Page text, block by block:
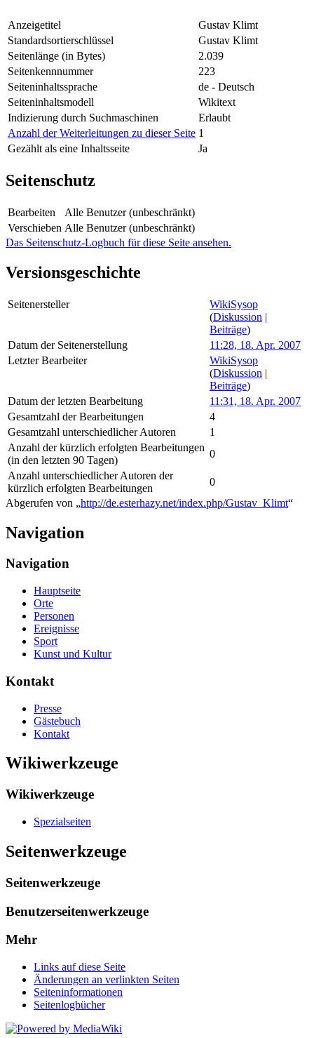
Anzeigetitel
Gustav Klimt
Standardsortierschlüssel
Gustav Klimt
Seitenlänge (in Bytes)
2.039
Seitenkennnummer
223
Seiteninhaltssprache
de - Deutsch
Seiteninhaltsmodell
Wikitext
Indizierung durch Suchmaschinen
Erlaubt
Anzahl der Weiterleitungen zu dieser Seite 1
Gezählt als eine Inhaltsseite
Ja
Seitenschutz
Bearbeiten
Alle Benutzer (unbeschränkt)
Verschieben Alle Benutzer (unbeschränkt)
Das Seitenschutz-Logbuch für diese Seite ansehen.
Versionsgeschichte
Seitenersteller
WikiSysop
(Diskussion |
Beiträge)
Datum der Seitenerstellung
11:28, 18. Apr. 2007
Letzter Bearbeiter
WikiSysop
(Diskussion |
Beiträge)
Datum der letzten Bearbeitung
11:31, 18. Apr. 2007
Gesamtzahl der Bearbeitungen
4
Gesamtzahl unterschiedlicher Autoren
1
Anzahl der kürzlich erfolgten Bearbeitungen
(in den letzten 90 Tagen)
0
Anzahl unterschiedlicher Autoren der
kürzlich erfolgten Bearbeitungen
0
Abgerufen von „http://de.esterhazy.net/index.php/Gustav_Klimt“
Navigation
Navigation
Hauptseite
Orte
Personen
Ereignisse
Sport
Kunst und Kultur
Kontakt
Presse
Gästebuch
Kontakt
Wikiwerkzeuge
Wikiwerkzeuge
Spezialseiten
Seitenwerkzeuge
Seitenwerkzeuge
Benutzerseitenwerkzeuge
Mehr
Links auf diese Seite
Änderungen an verlinkten Seiten
Seiten­informationen
Seitenlogbücher